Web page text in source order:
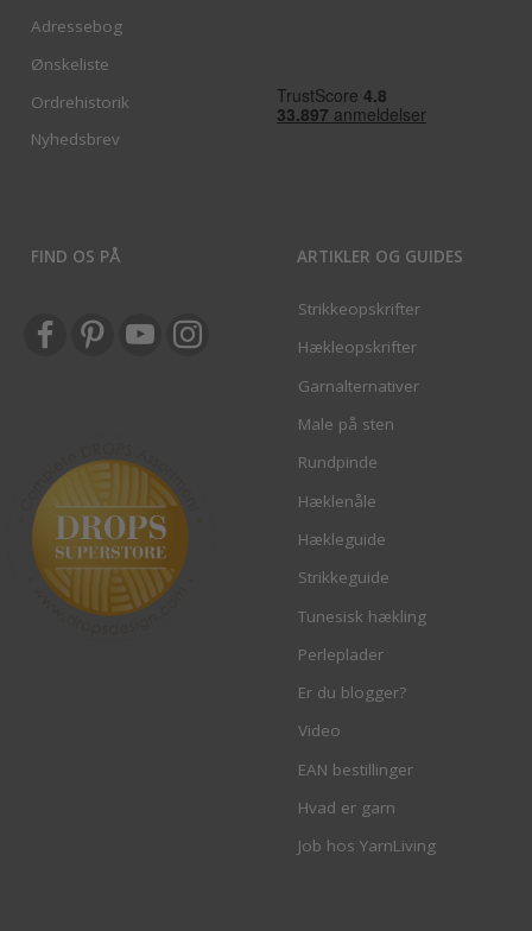
Adressebog
Ønskeliste
Ordrehistorik
Nyhedsbrev
FIND OS PÅ ARTIKLER OG GUIDES
Strikkeopskrifter
Hækleopskrifter
Garnalternativer
Male på sten
Rundpinde
Hæklenåle
Hækleguide
Strikkeguide
Tunesisk hækling
Perleplader
Er du blogger?
Video
EAN bestillinger
Hvad er garn
Job hos YarnLiving